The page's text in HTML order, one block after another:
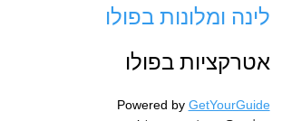
לינה ומלונות בפולו
אטרקציות בפולו
Powered by GetYourGuide